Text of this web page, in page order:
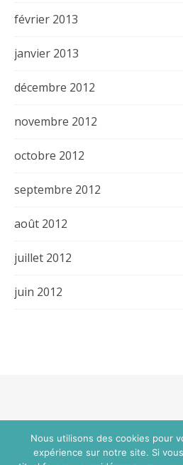
février 2013
janvier 2013
décembre 2012
novembre 2012
octobre 2012
septembre 2012
août 2012
juillet 2012
juin 2012
Nous utilisons des cookies pour
expérience sur notre site. Si